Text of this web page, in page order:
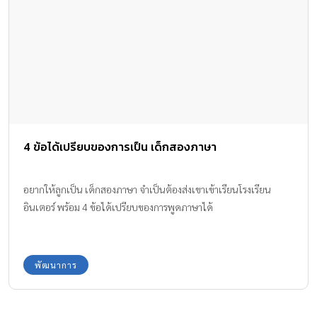
4 ข้อได้เปรียบของการเป็น เด็กสองภาษา
อยากให้ลูกเป็น เด็กสองภาษา จำเป็นต้องส่งเขาเข้าเรียนโรงเรียน
อินเตอร์ พร้อม 4 ข้อได้เปรียบของการพูดภาษาได้
พัฒนาการ